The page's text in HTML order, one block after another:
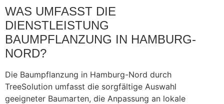
WAS UMFASST DIE
DIENSTLEISTUNG
BAUMPFLANZUNG IN HAMBURG-
NORD?
Die Baumpflanzung in Hamburg-Nord durch
TreeSolution umfasst die sorgfältige Auswahl
geeigneter Baumarten, die Anpassung an lokale